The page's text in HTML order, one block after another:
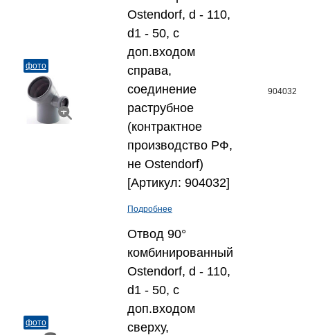
фото
Ostendorf, d - 110,
d1 - 50, с
доп.входом
справа,
соединение
раструбное
(контрактное
производство РФ,
не Ostendorf)
[Артикул: 904032]
Подробнее
904032
фото
Отвод 90°
комбинированный
Ostendorf, d - 110,
d1 - 50, с
доп.входом
сверху,